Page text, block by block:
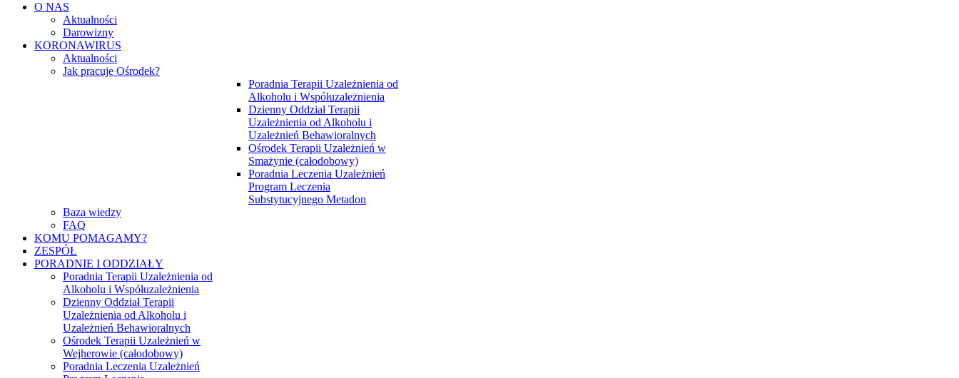
O NAS
Aktualności
Darowizny
KORONAWIRUS
Aktualności
Jak pracuje Ośrodek?
Poradnia Terapii Uzależnienia od
Alkoholu i Współuzależnienia
Dzienny Oddział Terapii
Uzależnienia od Alkoholu i
Uzależnień Behawioralnych
Ośrodek Terapii Uzależnień w
Smażynie (całodobowy)
Poradnia Leczenia Uzależnień
Program Leczenia
Substytucyjnego Metadon
Baza wiedzy
FAQ
KOMU POMAGAMY?
ZESPÓŁ
PORADNIE I ODDZIAŁY
Poradnia Terapii Uzależnienia od
Alkoholu i Współuzależnienia
Dzienny Oddział Terapii
Uzależnienia od Alkoholu i
Uzależnień Behawioralnych
Ośrodek Terapii Uzależnień w
Wejherowie (całodobowy)
Poradnia Leczenia Uzależnień